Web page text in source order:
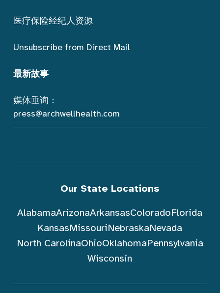
医疗保险经纪人资源
Unsubscribe from Direct Mail
最新故事
媒体垂询：
press@archwellhealth.com
Our State Locations
AlabamaArizonaArkansasColoradoFlorida
KansasMissouriNebraskaNevada
North CarolinaOhioOklahomaPennsylvania
Wisconsin